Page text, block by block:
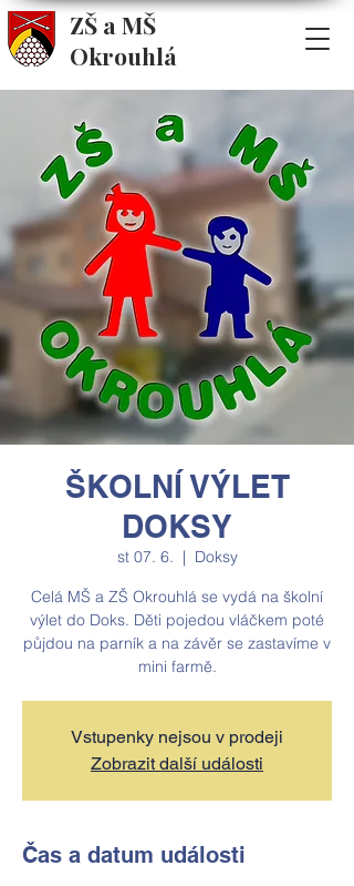
ZŠ a MŠ
Okrouhlá
ŠKOLNÍ VÝLET
DOKSY
st 07. 6.
  |
Doksy
Celá MŠ a ZŠ Okrouhlá se vydá na školní
výlet do Doks. Děti pojedou vláčkem poté
půjdou na parník a na závěr se zastavíme v
Vstupenky nejsou v prodeji
Zobrazit další události
Čas a datum události